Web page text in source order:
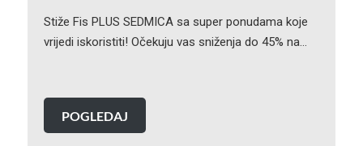
Stiže Fis PLUS SEDMICA sa super ponudama koje
vrijedi iskoristiti! Očekuju vas sniženja do 45% na…
POGLEDAJ